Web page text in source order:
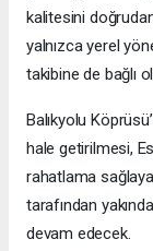
kalitesini
yalnızca yerel
takibine de bağlı
Balıkyolu
hale getirilmesi,
rahatlama
tarafından
devam edecek.